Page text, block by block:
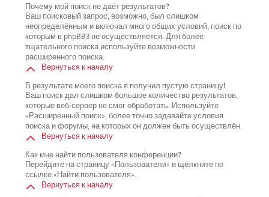
Почему мой поиск не даёт результатов?
Ваш поисковый запрос, возможно, был слишком
неопределённым и включал много общих условий, поиск по
которым в phpBB3 не осуществляется. Для более
тщательного поиска используйте возможности
расширенного поиска.
Вернуться к началу
В результате моего поиска я получил пустую страницу!
Ваш поиск дал слишком большое количество результатов,
которые веб-сервер не смог обработать. Используйте
«Расширенный поиск», более точно задавайте условия
поиска и форумы, на которых он должен быть осуществлён.
Вернуться к началу
Как мне найти пользователя конференции?
Перейдите на страницу «Пользователи» и щёлкните по
ссылке «Найти пользователя».
Вернуться к началу